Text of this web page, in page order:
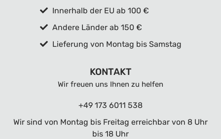
Innerhalb der EU ab 100 €
Andere Länder ab 150 €
Lieferung von Montag bis Samstag
KONTAKT
Wir freuen uns Ihnen zu helfen
+49 173 6011 538
Wir sind von Montag bis Freitag erreichbar von 8 Uhr
bis 18 Uhr